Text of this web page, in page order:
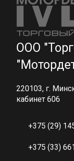
ООО
220103, г.
кабинет 606
+375 (29)
+375 (33)